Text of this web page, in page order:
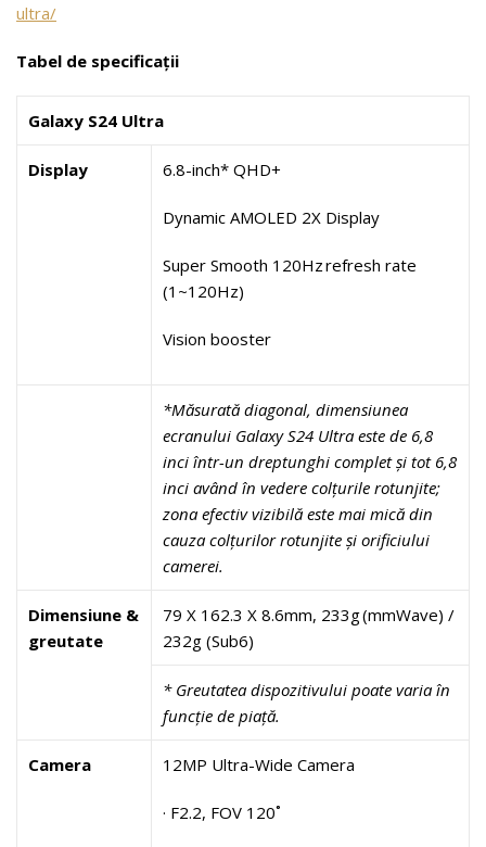
ultra/
Tabel de specificații
Galaxy S24 Ultra
Display 6.8-inch* QHD+
Dynamic AMOLED 2X Display
Super Smooth 120Hz refresh rate
(1~120Hz)
Vision booster
*Măsurată diagonal, dimensiunea
ecranului Galaxy S24 Ultra este de 6,8
inci într-un dreptunghi complet și tot 6,8
inci având în vedere colțurile rotunjite;
zona efectiv vizibilă este mai mică din
cauza colțurilor rotunjite și orificiului
camerei.
Dimensiune &
greutate
79 X 162.3 X 8.6mm, 233g (mmWave) /
232g (Sub6)
* Greutatea dispozitivului poate varia în
funcție de piață.
Camera 12MP Ultra-Wide Camera
· F2.2, FOV 120˚